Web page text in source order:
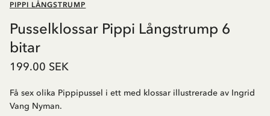
PIPPI LÅNGSTRUMP
Pusselklossar Pippi Långstrump 6
bitar
199.00 SEK
Få sex olika Pippipussel i ett med klossar illustrerade av Ingrid
Vang Nyman.